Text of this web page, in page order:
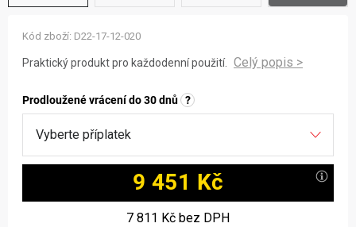
Praktický produkt pro každodenní použití.
Prodloužené vrácení do 30 dnů ?
9 451 Kč
7 811 Kč bez DPH
Kód zboží: D22-17-12-020